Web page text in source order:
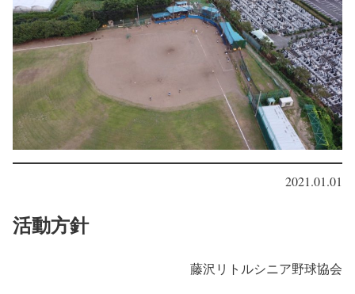
2021.01.01
活動方針
藤沢リトルシニア野球協会